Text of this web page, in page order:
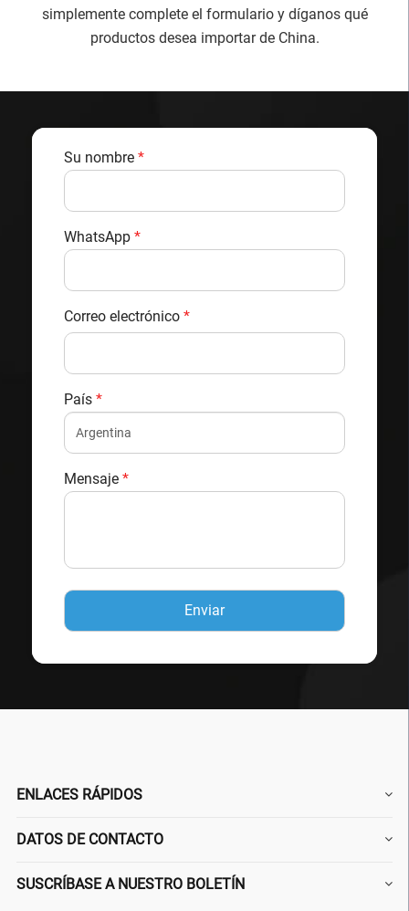
simplemente complete el formulario y díganos qué
productos desea importar de China.
Su nombre *
WhatsApp *
Correo electrónico *
País *
Mensaje *
ENLACES RÁPIDOS
DATOS DE CONTACTO
SUSCRÍBASE A NUESTRO BOLETÍN